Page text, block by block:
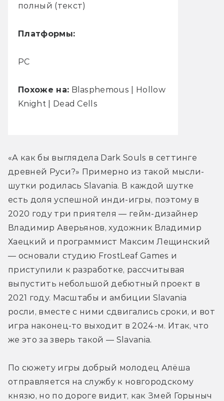
полный (текст)
Платформы:
РС
Похоже на: Blasphemous | Hollow
Knight | Dead Cells
«А как бы выглядела Dark Souls в сеттинге
древней Руси?» Примерно из такой мысли-
шутки родилась Slavania. В каждой шутке
есть доля успешной инди-игры, поэтому в
2020 году три приятеля — гейм-дизайнер
Владимир Аверьянов, художник Владимир
Хаецкий и программист Максим Лещинский
— основали студию FrostLeaf Games и
приступили к разработке, рассчитывая
выпустить небольшой дебютный проект в
2021 году. Масштабы и амбиции Slavania
росли, вместе с ними сдвигались сроки, и вот
игра наконец-то выходит в 2024-м. Итак, что
же это за зверь такой — Slavania.
По сюжету игры добрый молодец Алёша
отправляется на службу к новгородскому
князю, но по дороге видит, как Змей Горыныч